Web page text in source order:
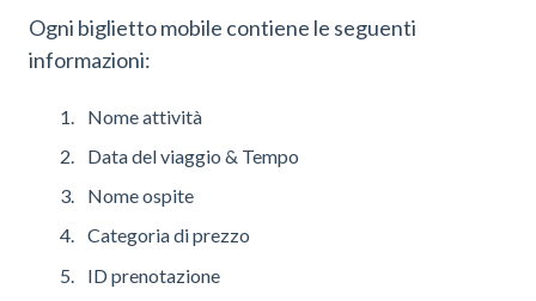
Ogni biglietto mobile contiene le seguenti
informazioni:
Nome attività
Data del viaggio & Tempo
Nome ospite
Categoria di prezzo
ID prenotazione